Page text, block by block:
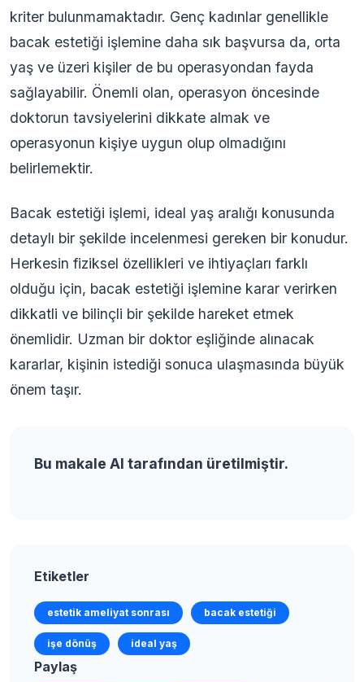
kriter bulunmamaktadır. Genç kadınlar genellikle
bacak estetiği işlemine daha sık başvursa da, orta
yaş ve üzeri kişiler de bu operasyondan fayda
sağlayabilir. Önemli olan, operasyon öncesinde
doktorun tavsiyelerini dikkate almak ve
operasyonun kişiye uygun olup olmadığını
belirlemektir.
Bacak estetiği işlemi, ideal yaş aralığı konusunda
detaylı bir şekilde incelenmesi gereken bir konudur.
Herkesin fiziksel özellikleri ve ihtiyaçları farklı
olduğu için, bacak estetiği işlemine karar verirken
dikkatli ve bilinçli bir şekilde hareket etmek
önemlidir. Uzman bir doktor eşliğinde alınacak
kararlar, kişinin istediği sonuca ulaşmasında büyük
önem taşır.
Bu makale AI tarafından üretilmiştir.
Etiketler
estetik ameliyat sonrası bacak estetiği
işe dönüş ideal yaş
Paylaş